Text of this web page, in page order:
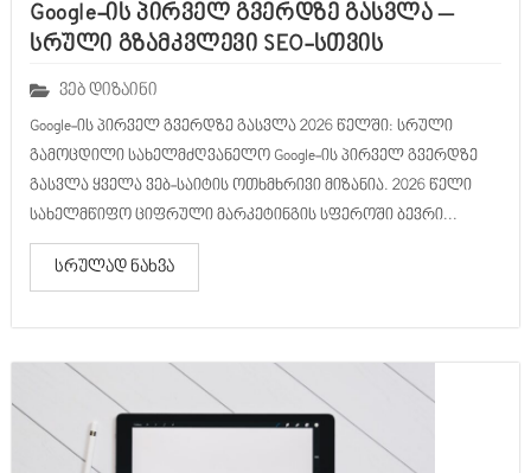
Google-ის პირველ გვერდზე გასვლა –
სრული გზამკვლევი SEO-სთვის
ვებ დიზაინი
Google-ის პირველ გვერდზე გასვლა 2026 წელში: სრული
გამოცდილი სახელმძღვანელო Google-ის პირველ გვერდზე
გასვლა ყველა ვებ-საიტის ოთხმხრივი მიზანია. 2026 წელი
სახელმწიფო ციფრული მარკეტინგის სფეროში ბევრი...
სრულად ნახვა